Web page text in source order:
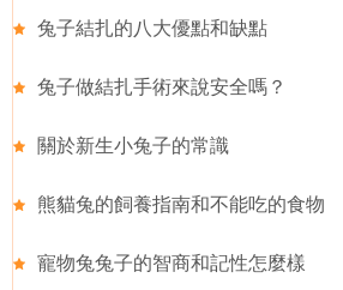
兔子結扎的八大優點和缺點
兔子做結扎手術來說安全嗎？
關於新生小兔子的常識
熊貓兔的飼養指南和不能吃的食物
寵物兔兔子的智商和記性怎麼樣